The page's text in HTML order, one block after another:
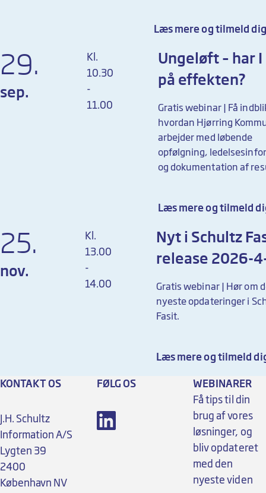
Læs mere og tilmeld dig
29.
sep.
Kl.
10.30
-
11.00
Ungeløft – har
på effekten?
Gratis webinar | Få
hvordan Hjørring
arbejder med løbende
opfølgning,
og dokumentation af
Læs mere og tilmeld
25.
nov.
Kl.
13.00
-
14.00
Nyt i Schultz
release 2026-
Gratis webinar­­­­­ | ­Hør om
nyeste opdateringer i
Fasit.
Læs mere og tilmeld
KONTAKT OS
J.H. Schultz
Information A/S
Lygten 39
2400
København NV
FØLG OS
WEBINARER
Få tips til din
brug af vores
løsninger, og
bliv opdateret
med den
nyeste viden